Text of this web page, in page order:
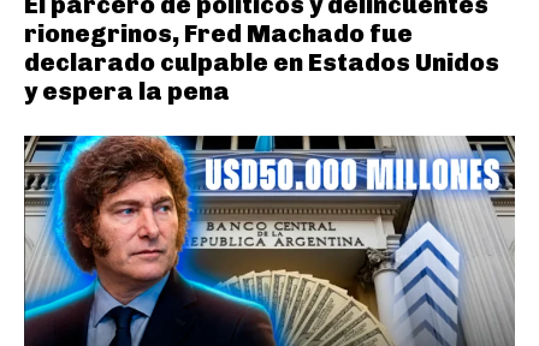
rionegrinos, Fred Machado fue
declarado culpable en Estados Unidos
y espera la pena